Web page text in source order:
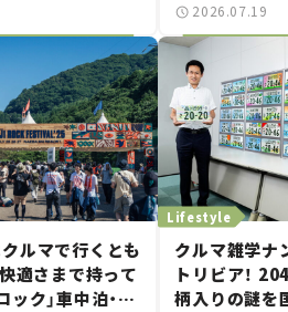
を紹介【道の
ガイド】
2026.07.19
ルマで行くとも
適さまで持って
ック」車中泊・ド
Lifestyle
クルマ雑学ナ
トリビア！
柄入りの謎を